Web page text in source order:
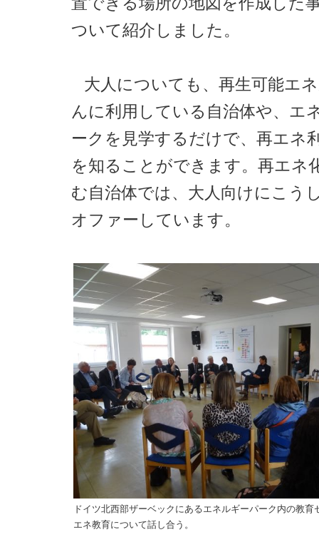
ついて紹介しました。
大人についても、再生可能エ
んに利用している自治体や、エ
ークを見学するだけで、再エネ
を知ることができます。再エネ
む自治体では、大人向けにこう
オファーしています。
ドイツ北西部ザーベックにあるエネルギーパーク内の教育
エネ教育について話し合う。